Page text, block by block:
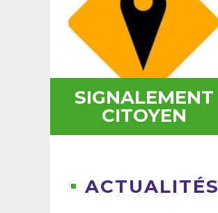
SIGNALEMENT
CITOYEN
ACTUALITÉS